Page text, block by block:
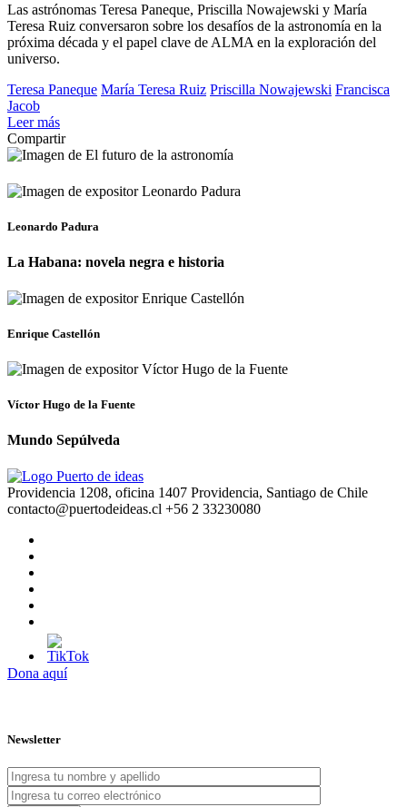
Las astrónomas Teresa Paneque, Priscilla Nowajewski y María
Teresa Ruiz conversaron sobre los desafíos de la astronomía en la
próxima década y el papel clave de ALMA en la exploración del
universo.
Teresa Paneque María Teresa Ruiz Priscilla Nowajewski Francisca
Jacob
Leer más
Compartir
Leonardo Padura
La Habana: novela negra e historia
Enrique Castellón
Víctor Hugo de la Fuente
Mundo Sepúlveda
Providencia 1208, oficina 1407 Providencia, Santiago de Chile
contacto@puertodeideas.cl +56 2 33230080
Dona aquí
Newsletter